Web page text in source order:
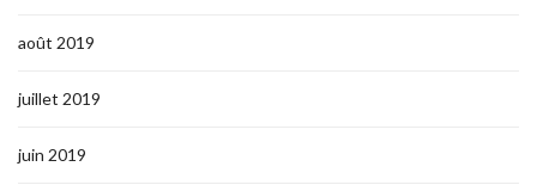
août 2019
juillet 2019
juin 2019